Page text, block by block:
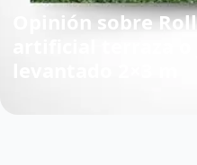
Opinión sobre